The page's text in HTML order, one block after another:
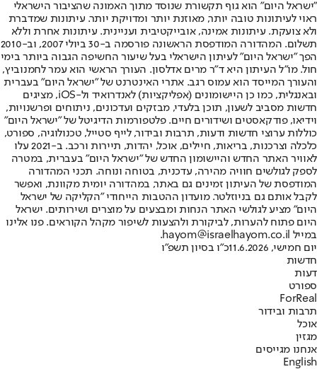
"ישראל היום" הוא גוף תקשורת שנוסד מתוך האמונה שהציבור הישראלי
ראוי לעיתונות טובה יותר, מאוזנת יותר ומדויקת יותר. עיתונות שמדברת
ולא צועקת. עיתונות אמינה, אובייקטיבית ועניינית. עיתונות אחרת וללא
תשלום. המהדורה המודפסת הראשונה פורסמה ב-30 ביולי 2007, וב-2010
הפך "ישראל היום" לעיתון הישראלי בעל שיעור החשיפה הגבוה ביותר בימי
חול. מו"ל העיתון היא ד"ר מרים אדלסון. העורך הראשי הוא עמר לחמנוביץ,
והעורך המייסד הוא עמוס רגב. אתרי האינטרנט של "ישראל היום" בעברית
ובאנגלית, כמו כן היישומונים (אפליקציות) לאנדרואיד ול-iOS, מציגים
חדשות מסביב לשעון, תוכן בלעדי, מבזקים ועדכונים, ניתוחים ופרשנויות,
וידיאו, פודקאסטים ושידורים חיים. פלטפורמות הדיגיטל של "ישראל היום"
כוללות ערוצי חדשות ודעות, תרבות ובידור, לייף סטייל, טכנולוגיה, ספורט,
כלכלה וצרכנות, בריאות, חיילים, אוכל, יהדות, תיירות ורכב. ב-2021 עלו
לאוויר האתר החדש והיישומון החדש של "ישראל היום" בעברית, במטרה
לספק לגולשים חוויה מהירה, עדכנית, בטוחה ונוחה. תכני המהדורה
המודפסת של העיתון זמינים גם באתר, במהדורה יומית מקוונת, ואפשר
לקבל אותם גם בניוזלטר. מועדון ההטבות הייחודי "הקליקה של ישראל
היום" מציע לגולשי האתר הנחות ומבצעים על מוצרים ושירותים. ישראל
היום פתוח להערות, לביקורת ולהצעות לשיפור מקהל הקוראים. פנו אלינו
במייל hayom@israelhayom.co.il.
יום חמישי, 11.6.2026
כ"ו בסיון תשפ"ו
חדשות
דעות
ספורט
ForReal
תרבות ובידור
אוכל
מגזין
אנחנו מגייסים
English